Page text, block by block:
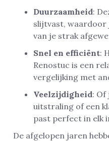
Duurzaamheid:
slijtvast, waardoor
van je strak
Snel en efficiënt:
Renostuc is een
vergelijking met
Veelzijdigheid: Of
uitstraling of een
past perfect in elk
De afgelopen jaren